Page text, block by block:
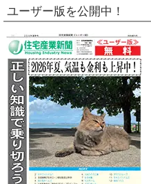
ユーザー版を公開中！